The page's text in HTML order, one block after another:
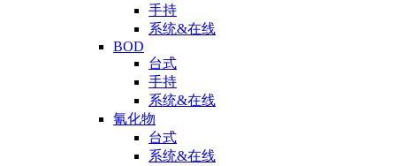
手持
系统&在线
BOD
台式
手持
系统&在线
氰化物
台式
系统&在线